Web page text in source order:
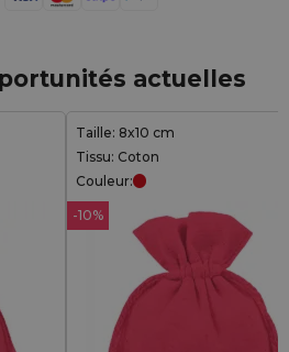
actuelles
Taille: 8x10 cm
Tissu: Coton
Couleur:
-10%